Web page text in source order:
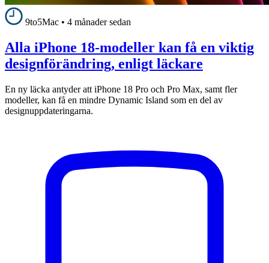
9to5Mac • 4 månader sedan
Alla iPhone 18-modeller kan få en viktig
designförändring, enligt läckare
En ny läcka antyder att iPhone 18 Pro och Pro Max, samt fler
modeller, kan få en mindre Dynamic Island som en del av
designuppdateringarna.